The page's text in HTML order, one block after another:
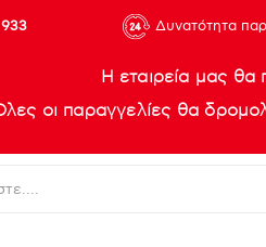
933 Δυνατότητα
Η εταιρεία μας θα
οι παραγγελίες θα